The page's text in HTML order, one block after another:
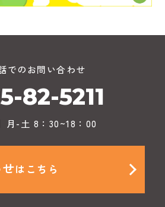
でのお問い合わせ
82-5211
月-土 8：30~18：00
はこちら